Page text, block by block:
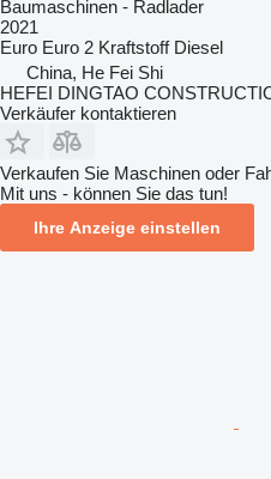
Baumaschinen - Radlader
2021
Euro Euro 2 Kraftstoff Diesel
China, He Fei Shi
HEFEI DINGTAO
Verkäufer kontaktieren
Verkaufen Sie Maschinen oder
Mit uns - können Sie das tun!
Ihre Anzeige einstellen